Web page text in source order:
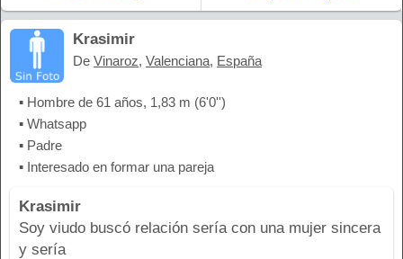
Krasimir
De Vinaroz, Valenciana, España
▪ Hombre de 61 años, 1,83 m (6'0'')
▪ Whatsapp
▪ Padre
▪ Interesado en formar una pareja
Krasimir
Soy viudo buscó relación sería con una mujer sincera
y sería